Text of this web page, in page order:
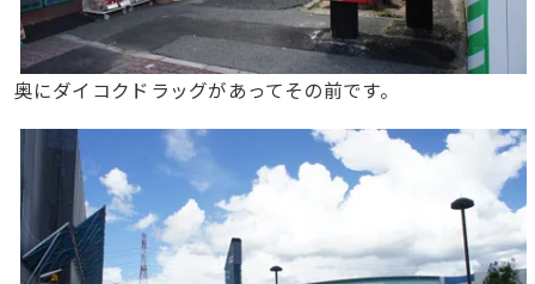
奥にダイコクドラッグがあってその前です。